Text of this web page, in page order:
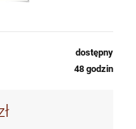
dostępny
48 godzin